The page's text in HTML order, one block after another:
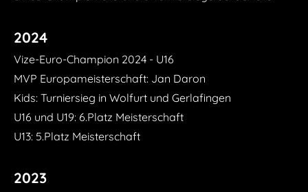
2024
Vize-Euro-Champion 2024 - U16
MVP Europameisterschaft: Jan Daron
Kids: Turniersieg in Wolfurt und Gerlafingen
U16 und U19: 6.Platz Meisterschaft
U13: 5.Platz Meisterschaft
​2023